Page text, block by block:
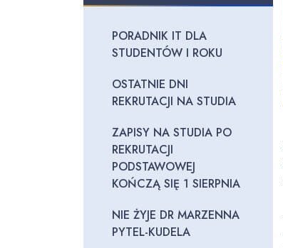
PORADNIK IT DLA
STUDENTÓW I ROKU
OSTATNIE DNI
REKRUTACJI NA STUDIA
ZAPISY NA STUDIA PO
REKRUTACJI
PODSTAWOWEJ
KOŃCZĄ SIĘ 1 SIERPNIA
NIE ŻYJE DR MARZENNA
PYTEL-KUDELA